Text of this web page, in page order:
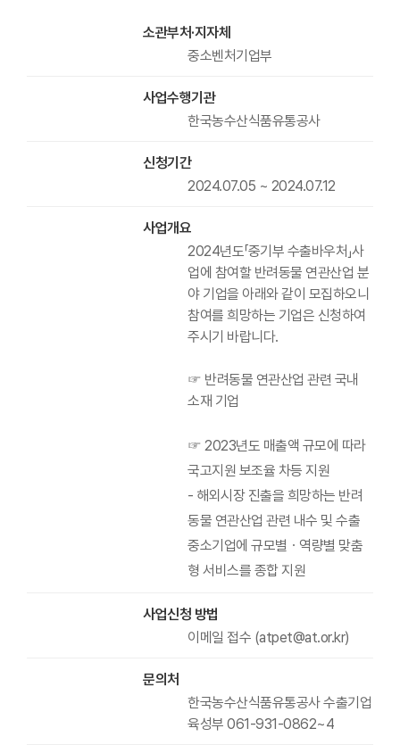
소관부처·지자체
중소벤처기업부
사업수행기관
한국농수산식품유통공사
신청기간
2024.07.05 ~ 2024.07.12
사업개요
2024년도「중기부 수출바우처」사
업에 참여할 반려동물 연관산업 분
야 기업을 아래와 같이 모집하오니
참여를 희망하는 기업은 신청하여
주시기 바랍니다.
☞ 반려동물 연관산업 관련 국내
소재 기업
☞ 2023년도 매출액 규모에 따라
국고지원 보조율 차등 지원
- 해외시장 진출을 희망하는 반려
동물 연관산업 관련 내수 및 수출
중소기업에 규모별ㆍ역량별 맞춤
형 서비스를 종합 지원
사업신청 방법
이메일 접수 (atpet@at.or.kr)
문의처
한국농수산식품유통공사 수출기업
육성부 061-931-0862~4